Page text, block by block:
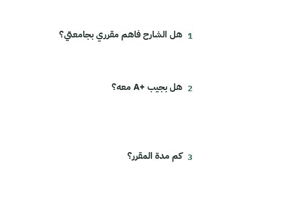
هل الشارح فاهم مقرري بجامعتي؟
هل بجيب +A معه؟
كم مدة المقرر؟